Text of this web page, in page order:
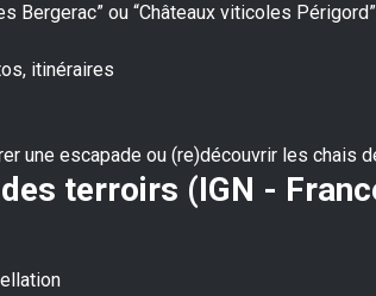
Bergerac” ou “Châteaux viticoles Périgord”
itinéraires
une escapade ou (re)découvrir les chais
terroirs (IGN -